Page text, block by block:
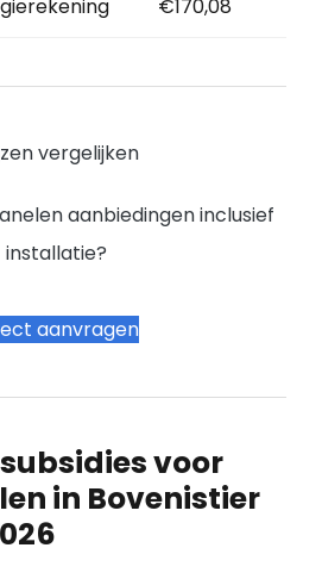
€170,08
vergelijken
aanbiedingen inclusief
installatie?
aanvragen
voor
in Bovenistier